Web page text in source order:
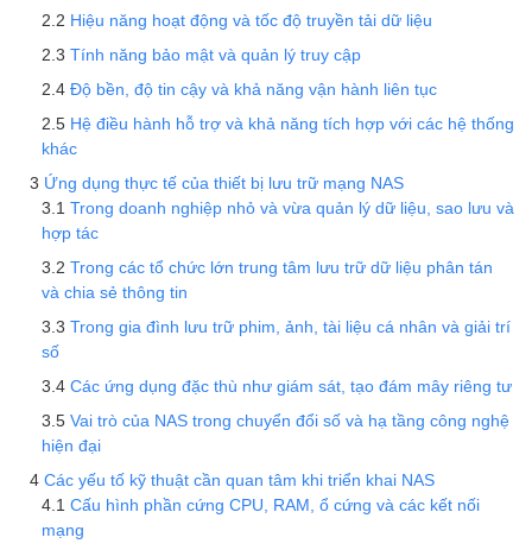
Hiệu năng hoạt động và tốc độ truyền tải dữ liệu
Tính năng bảo mật và quản lý truy cập
Độ bền, độ tin cậy và khả năng vận hành liên tục
Hệ điều hành hỗ trợ và khả năng tích hợp với các hệ thống
khác
Ứng dụng thực tế của thiết bị lưu trữ mạng NAS
Trong doanh nghiệp nhỏ và vừa quản lý dữ liệu, sao lưu và
hợp tác
Trong các tổ chức lớn trung tâm lưu trữ dữ liệu phân tán
và chia sẻ thông tin
Trong gia đình lưu trữ phim, ảnh, tài liệu cá nhân và giải trí
số
Các ứng dụng đặc thù như giám sát, tạo đám mây riêng tư
Vai trò của NAS trong chuyển đổi số và hạ tầng công nghệ
hiện đại
Các yếu tố kỹ thuật cần quan tâm khi triển khai NAS
Cấu hình phần cứng CPU, RAM, ổ cứng và các kết nối
mạng